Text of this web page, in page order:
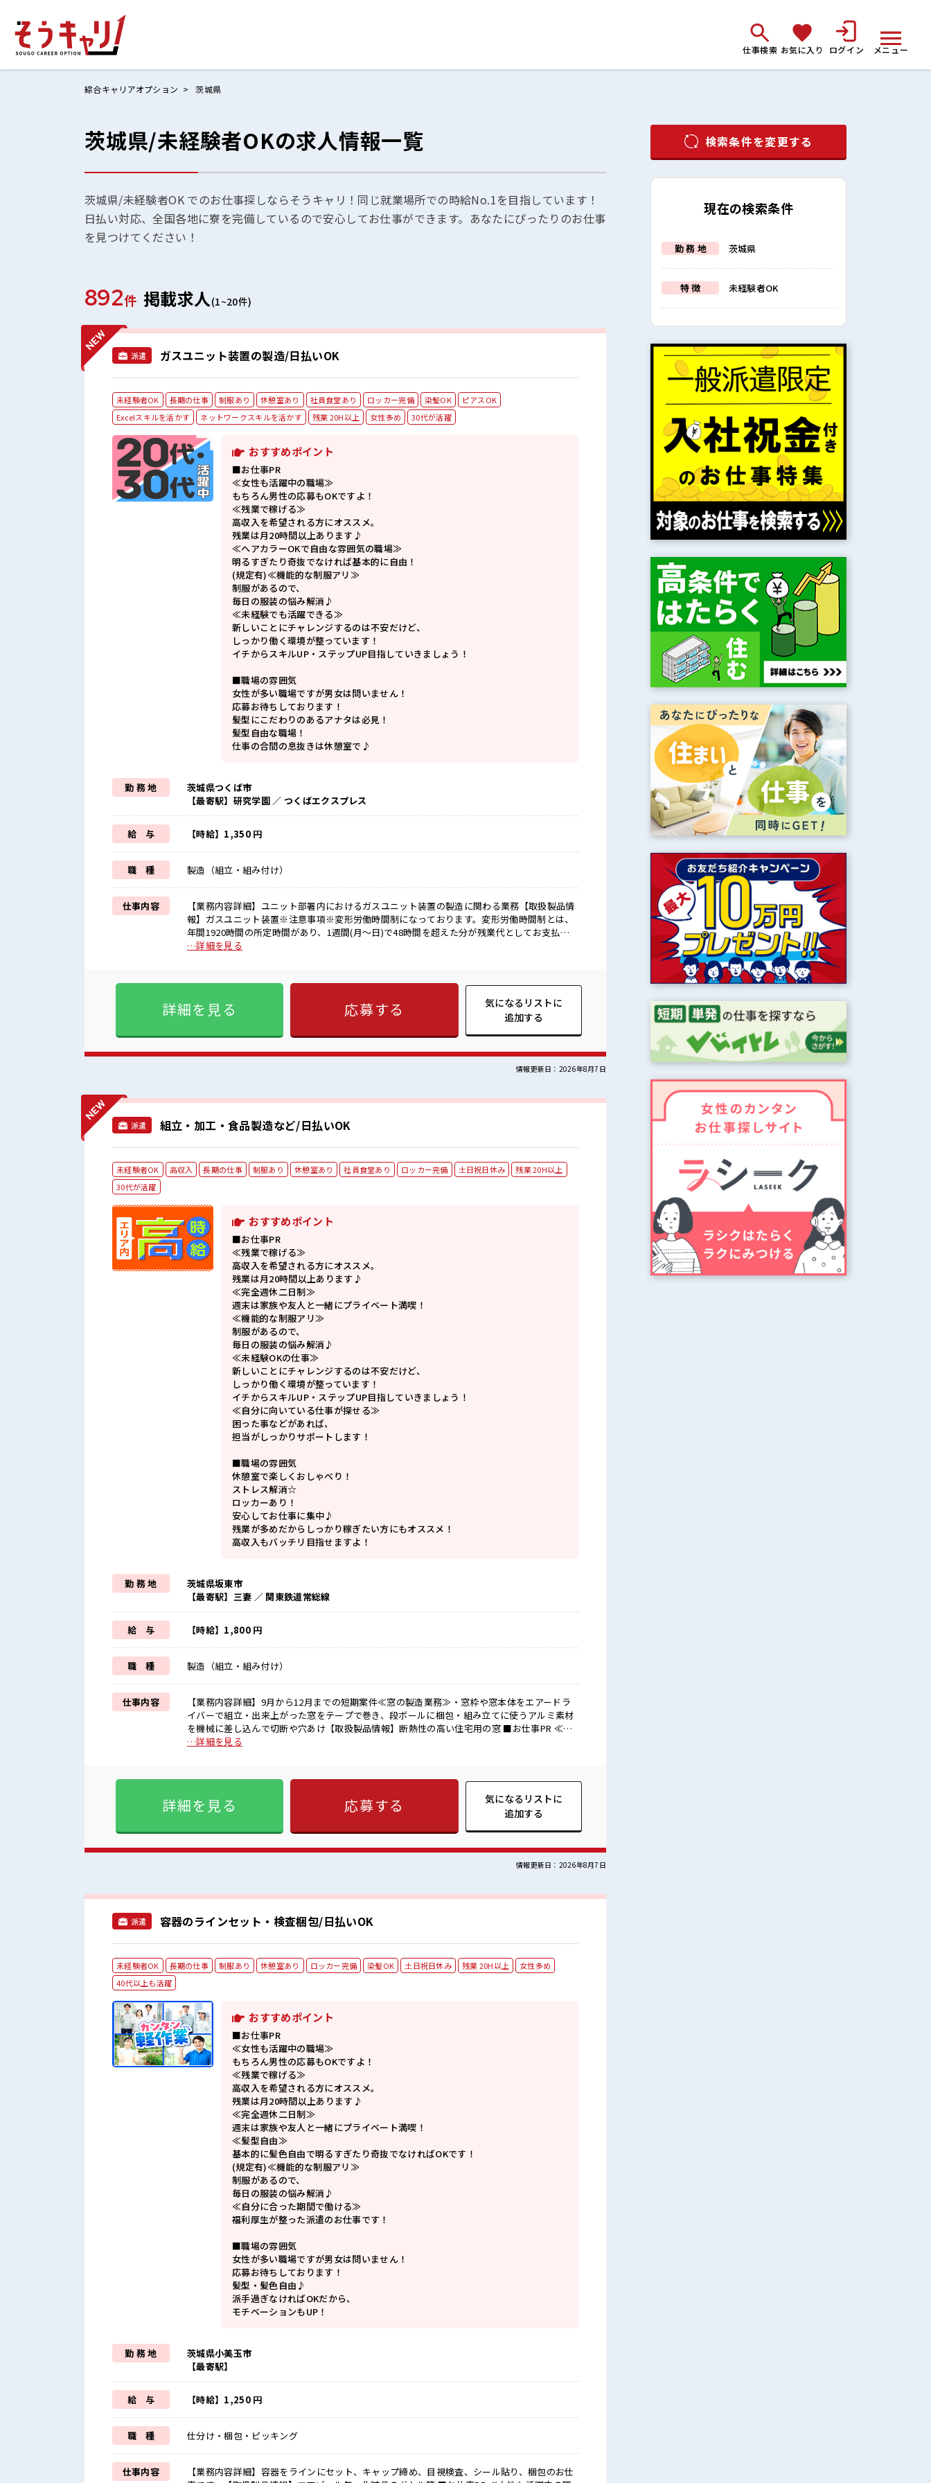
仕事検索 お気に入り ログイン メニュー
ホームにもどる
お気に入りリスト
お問い合わせ
綜合キャリアオプション 茨城県
茨城県/未経験者OKの求人情報一覧
茨城県/未経験者OK でのお仕事探しならそうキャリ！同じ就業場所での時給No.1を目指しています！
日払い対応、全国各地に寮を完備しているので安心してお仕事ができます。あなたにぴったりのお仕事
を見つけてください！
892件 掲載求人(1~20件)
派遣 ガスユニット装置の製造/日払いOK
未経験者OK 長期の仕事 制服あり 休憩室あり 社員食堂あり ロッカー完備 染髪OK
ピアスOK
Excelスキルを活かす
ネットワークスキルを活かす 残業 20H以上 女性多め 30代が活躍
おすすめポイント
■お仕事PR
≪女性も活躍中の職場≫
もちろん男性の応募もOKですよ！
≪残業で稼げる≫
高収入を希望される方にオススメ。
残業は月20時間以上あります♪
≪ヘアカラーOKで自由な雰囲気の職場≫
明るすぎたり奇抜でなければ基本的に自由！
(規定有)≪機能的な制服アリ≫
制服があるので、
毎日の服装の悩み解消♪
≪未経験でも活躍できる≫
新しいことにチャレンジするのは不安だけど、
しっかり働く環境が整っています！
イチからスキルUP・ステップUP目指していきましょう！
■職場の雰囲気
女性が多い職場ですが男女は問いません！
応募お待ちしております！
髪型にこだわりのあるアナタは必見！
髪型自由な職場！
仕事の合間の息抜きは休憩室で♪
勤 務 地
茨城県つくば市
【最寄駅】研究学園 ／ つくばエクスプレス
給 与 【時給】1,350 円
職 種 製造（組立・組み付け）
仕事内容
【業務内容詳細】ユニット部署内におけるガスユニット装置の製造に関わる業務【取扱製品情
報】ガスユニット装置※注意事項※変形労働時間制になっております。変形労働時間制とは、
年間1920時間の所定時間があり、1週間(月～日)で48時間を超えた分が残業代としてお支払い
されます。土曜が通常出勤の場合は通常扱いとなります。 ■お仕事PR ≪女性も活躍中の職場
ければ基本的に自由！ (規定有)≪機能的な制服アリ≫ 制服があるので、 毎日の服装の悩み解消
♪ ≪未経験でも活躍できる≫ 新しいことにチャレンジするのは不安だけど、 しっかり働く環
境が整っています！ イチからスキルUP・ステップUP目指していきましょう！ ■職場の雰囲気
女性が多い職場ですが男女は問いません！ 応募お待ちしております！ 髪型にこだわりのある
アナタは必見！ 髪型自由な職場！ 仕事の合間の息抜きは休憩室で♪
…詳細を見る
詳細を見る 応募する
気になるリストに
追加する
情報更新日：2026年8月7日
派遣 組立・加工・食品製造など/日払いOK
未経験者OK 高収入 長期の仕事 制服あり 休憩室あり 社員食堂あり ロッカー完備 土日祝日休み
残業 20H以上
30代が活躍
おすすめポイント
■お仕事PR
≪残業で稼げる≫
高収入を希望される方にオススメ。
残業は月20時間以上あります♪
≪完全週休二日制≫
週末は家族や友人と一緒にプライベート満喫！
≪機能的な制服アリ≫
制服があるので、
毎日の服装の悩み解消♪
≪未経験OKの仕事≫
新しいことにチャレンジするのは不安だけど、
しっかり働く環境が整っています！
イチからスキルUP・ステップUP目指していきましょう！
≪自分に向いている仕事が探せる≫
困った事などがあれば、
担当がしっかりサポートします！
■職場の雰囲気
休憩室で楽しくおしゃべり！
ストレス解消☆
ロッカーあり！
安心してお仕事に集中♪
残業が多めだからしっかり稼ぎたい方にもオススメ！
高収入もバッチリ目指せますよ！
勤 務 地
茨城県坂東市
【最寄駅】三妻 ／ 関東鉄道常総線
給 与 【時給】1,800 円
職 種 製造（組立・組み付け）
仕事内容
【業務内容詳細】9月から12月までの短期案件≪窓の製造業務≫・窓枠や窓本体をエアードラ
イバーで組立・出来上がった窓をテープで巻き、段ボールに梱包・組み立てに使うアルミ素材
を機械に差し込んで切断や穴あけ【取扱製品情報】断熱性の高い住宅用の窓 ■お仕事PR ≪残
業で稼げる≫ 高収入を希望される方にオススメ。 残業は月20時間以上あります♪ ≪完全週休
ど、 しっかり働く環境が整っています！ イチからスキルUP・ステップUP目指していきましょ
う！ ≪自分に向いている仕事が探せる≫ 困った事などがあれば、 担当がしっかりサポートし
ます！ ■職場の雰囲気 休憩室で楽しくおしゃべり！ ストレス解消☆ ロッカーあり！ 安心して
お仕事に集中♪ 残業が多めだからしっかり稼ぎたい方にもオススメ！ 高収入もバッチリ目指
せますよ！
…詳細を見る
詳細を見る 応募する
気になるリストに
追加する
情報更新日：2026年8月7日
派遣 容器のラインセット・検査梱包/日払いOK
未経験者OK 長期の仕事 制服あり 休憩室あり ロッカー完備 染髪OK 土日祝日休み 残業 20H以上
女性多め
40代以上も活躍
おすすめポイント
■お仕事PR
≪女性も活躍中の職場≫
もちろん男性の応募もOKですよ！
≪残業で稼げる≫
高収入を希望される方にオススメ。
残業は月20時間以上あります♪
≪完全週休二日制≫
週末は家族や友人と一緒にプライベート満喫！
≪髪型自由≫
基本的に髪色自由で明るすぎたり奇抜でなければOKです！
(規定有)≪機能的な制服アリ≫
制服があるので、
毎日の服装の悩み解消♪
≪自分に合った期間で働ける≫
福利厚生が整った派遣のお仕事です！
■職場の雰囲気
女性が多い職場ですが男女は問いません！
応募お待ちしております！
髪型・髪色自由♪
派手過ぎなければOKだから、
モチベーションもUP！
勤 務 地
茨城県小美玉市
【最寄駅】
給 与 【時給】1,250 円
職 種 仕分け・梱包・ピッキング
仕事内容
【業務内容詳細】容器をラインにセット、キャップ締め、目視検査、シール貼り、梱包のお仕
検索条件を変更する
現在の検索条件
勤 務 地 茨城県
特 徴 未経験者OK